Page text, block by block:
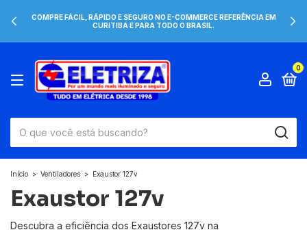
COMPRE FÁCIL, RÁPIDO E SEGURO NO E-COMMERCE REFERÊNCIA EM
CURITIBA E PARA TODO O BRASIL.
0
Início > Ventiladores > Exaustor 127v
Exaustor 127v
Descubra a eficiência dos Exaustores 127v na